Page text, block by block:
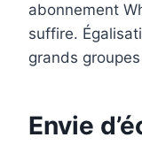
abonnement
suffire.
grands
Envie